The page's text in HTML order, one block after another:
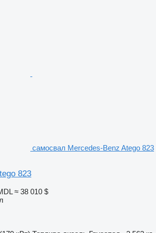
самосвал Mercedes-Benz Atego 823
823
≈ 38 010 $